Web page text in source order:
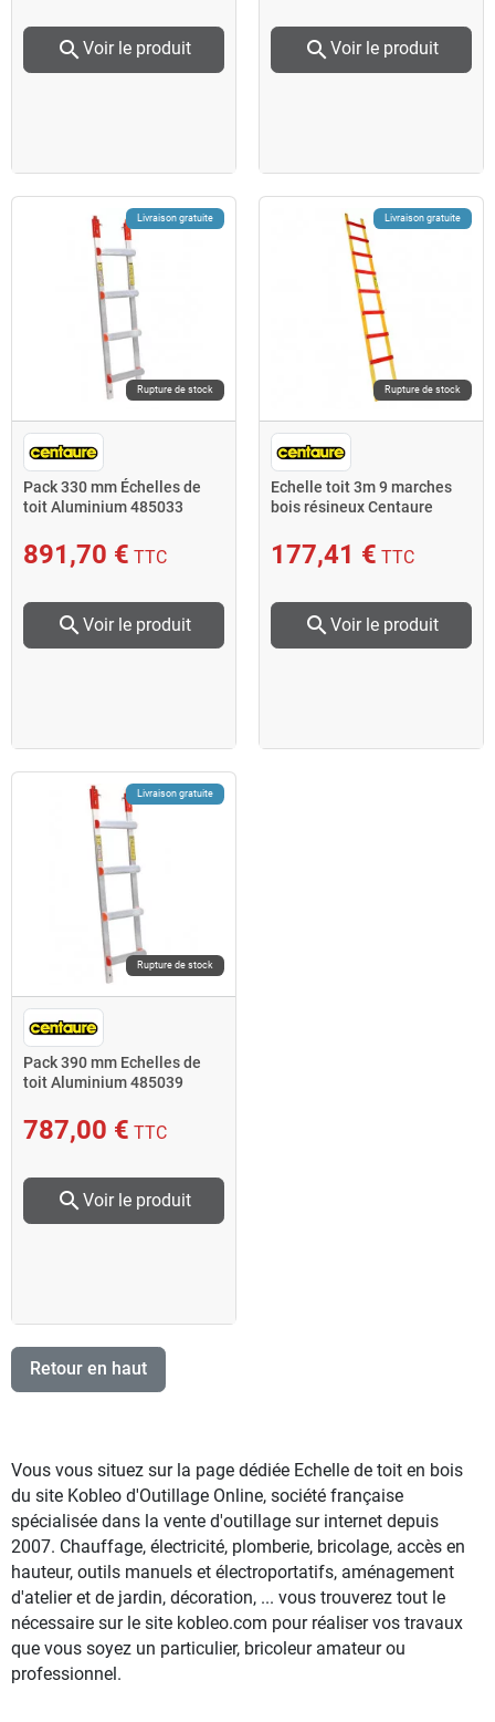
search Voir le produit search Voir le produit
Livraison gratuite
Rupture de stock
Pack 330 mm Échelles de
toit Aluminium 485033
891,70 € TTC
search Voir le produit
Livraison gratuite
Rupture de stock
Echelle toit 3m 9 marches
bois résineux Centaure
177,41 € TTC
search Voir le produit
Livraison gratuite
Rupture de stock
Pack 390 mm Echelles de
toit Aluminium 485039
787,00 € TTC
search Voir le produit
Retour en haut
Vous vous situez sur la page dédiée Echelle de toit en bois
du site Kobleo d'Outillage Online, société française
spécialisée dans la vente d'outillage sur internet depuis
2007. Chauffage, électricité, plomberie, bricolage, accès en
hauteur, outils manuels et électroportatifs, aménagement
d'atelier et de jardin, décoration, ... vous trouverez tout le
nécessaire sur le site kobleo.com pour réaliser vos travaux
que vous soyez un particulier, bricoleur amateur ou
professionnel.